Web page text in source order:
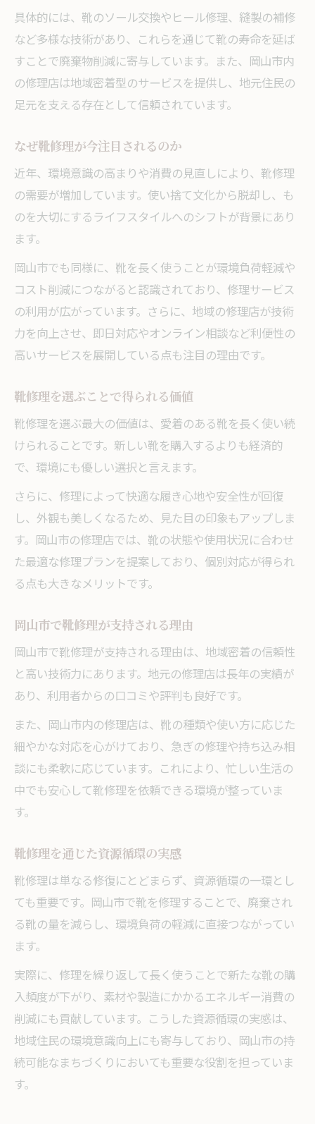
傷んだ靴を美しく再生する秘訣
靴修理がもたらす快適な履き心地
お気に入り靴の寿命を延ばす方法
修理後の靴の変化を体験する
長く履くなら靴修理が最適な選択
靴修理と買い替えのメリット比較
靴修理で愛用靴を守る理由
長く履くための靴修理活用術
岡山県岡山市で広がる靴修理の可能性
岡山市の靴修理サービス対応エリア表
多様な靴種に対応する技術力
新しい靴修理サービスの動向
岡山市で進化する靴修理の現状
靴修理と資源循環の関係を表で解説
靴修理が環境に与える良い影響
靴修理を活用した持続可能な暮らし
靴修理で実現する廃棄物削減の工夫
具体的には、靴のソール交換やヒール修理、縫製の補修
など多様な技術があり、これらを通じて靴の寿命を延ば
すことで廃棄物削減に寄与しています。また、岡山市内
の修理店は地域密着型のサービスを提供し、地元住民の
足元を支える存在として信頼されています。
なぜ靴修理が今注目されるのか
近年、環境意識の高まりや消費の見直しにより、靴修理
の需要が増加しています。使い捨て文化から脱却し、も
のを大切にするライフスタイルへのシフトが背景にあり
ます。
岡山市でも同様に、靴を長く使うことが環境負荷軽減や
コスト削減につながると認識されており、修理サービス
の利用が広がっています。さらに、地域の修理店が技術
力を向上させ、即日対応やオンライン相談など利便性の
高いサービスを展開している点も注目の理由です。
靴修理を選ぶことで得られる価値
靴修理を選ぶ最大の価値は、愛着のある靴を長く使い続
けられることです。新しい靴を購入するよりも経済的
で、環境にも優しい選択と言えます。
さらに、修理によって快適な履き心地や安全性が回復
し、外観も美しくなるため、見た目の印象もアップしま
す。岡山市の修理店では、靴の状態や使用状況に合わせ
た最適な修理プランを提案しており、個別対応が得られ
る点も大きなメリットです。
岡山市で靴修理が支持される理由
岡山市で靴修理が支持される理由は、地域密着の信頼性
と高い技術力にあります。地元の修理店は長年の実績が
あり、利用者からの口コミや評判も良好です。
また、岡山市内の修理店は、靴の種類や使い方に応じた
細やかな対応を心がけており、急ぎの修理や持ち込み相
談にも柔軟に応じています。これにより、忙しい生活の
中でも安心して靴修理を依頼できる環境が整っていま
す。
靴修理を通じた資源循環の実感
靴修理は単なる修復にとどまらず、資源循環の一環とし
ても重要です。岡山市で靴を修理することで、廃棄され
る靴の量を減らし、環境負荷の軽減に直接つながってい
ます。
実際に、修理を繰り返して長く使うことで新たな靴の購
入頻度が下がり、素材や製造にかかるエネルギー消費の
削減にも貢献しています。こうした資源循環の実感は、
地域住民の環境意識向上にも寄与しており、岡山市の持
続可能なまちづくりにおいても重要な役割を担っていま
す。